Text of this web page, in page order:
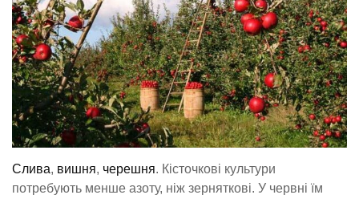
Слива, вишня, черешня. Кісточкові культури
потребують менше азоту, ніж зерняткові. У червні їм